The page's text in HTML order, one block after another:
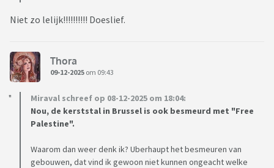
Niet zo lelijk!!!!!!!!!! Doeslief.
Thora
09-12-2025 om 09:43
Miraval schreef op 08-12-2025 om 18:04:
Nou, de kerststal in Brussel is ook besmeurd met "Free
Palestine".
Waarom dan weer denk ik? Uberhaupt het besmeuren van
gebouwen, dat vind ik gewoon niet kunnen ongeacht welke